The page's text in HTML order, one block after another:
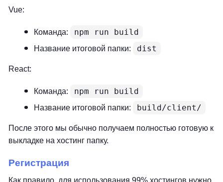
Vue:
Команда: npm run build
Название итоговой папки: dist
React:
Команда: npm run build
Название итоговой папки: build/client/
После этого мы обычно получаем полностью готовую к
выкладке на хостинг папку.
Регистрация
Как правило, для использования 99% хостингов нужно